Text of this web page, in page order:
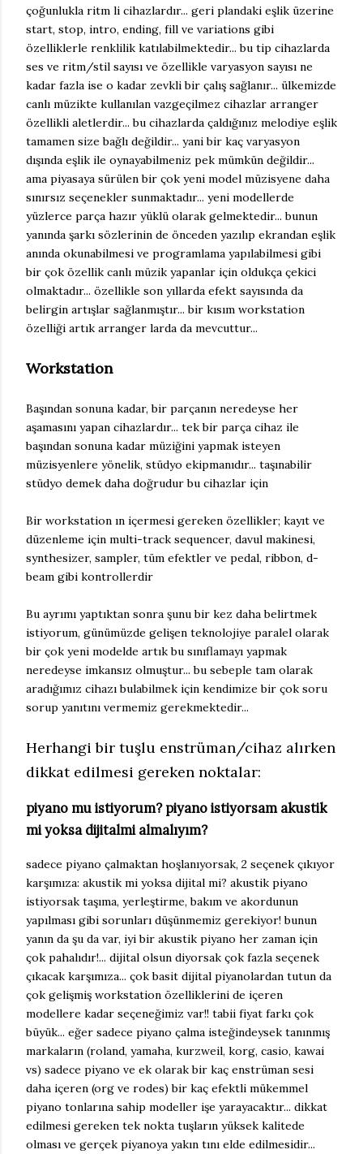
çoğunlukla ritm li cihazlardır... geri plandaki eşlik üzerine
start, stop, intro, ending, fill ve variations gibi
özelliklerle renklilik katılabilmektedir... bu tip cihazlarda
ses ve ritm/stil sayısı ve özellikle varyasyon sayısı ne
kadar fazla ise o kadar zevkli bir çalış sağlanır... ülkemizde
canlı müzikte kullanılan vazgeçilmez cihazlar arranger
özellikli aletlerdir... bu cihazlarda çaldığınız melodiye eşlik
tamamen size bağlı değildir... yani bir kaç varyasyon
dışında eşlik ile oynayabilmeniz pek mümkün değildir...
ama piyasaya sürülen bir çok yeni model müzisyene daha
sınırsız seçenekler sunmaktadır... yeni modellerde
yüzlerce parça hazır yüklü olarak gelmektedir... bunun
yanında şarkı sözlerinin de önceden yazılıp ekrandan eşlik
anında okunabilmesi ve programlama yapılabilmesi gibi
bir çok özellik canlı müzik yapanlar için oldukça çekici
olmaktadır... özellikle son yıllarda efekt sayısında da
belirgin artışlar sağlanmıştır... bir kısım workstation
özelliği artık arranger larda da mevcuttur...
Workstation
Başından sonuna kadar, bir parçanın neredeyse her
aşamasını yapan cihazlardır... tek bir parça cihaz ile
başından sonuna kadar müziğini yapmak isteyen
müzisyenlere yönelik, stüdyo ekipmanıdır... taşınabilir
stüdyo demek daha doğrudur bu cihazlar için
Bir workstation ın içermesi gereken özellikler; kayıt ve
düzenleme için multi-track sequencer, davul makinesi,
synthesizer, sampler, tüm efektler ve pedal, ribbon, d-
beam gibi kontrollerdir
Bu ayrımı yaptıktan sonra şunu bir kez daha belirtmek
istiyorum, günümüzde gelişen teknolojiye paralel olarak
bir çok yeni modelde artık bu sınıflamayı yapmak
neredeyse imkansız olmuştur... bu sebeple tam olarak
aradığımız cihazı bulabilmek için kendimize bir çok soru
sorup yanıtını vermemiz gerekmektedir...
Herhangi bir tuşlu enstrüman/cihaz alırken
dikkat edilmesi gereken noktalar:
piyano mu istiyorum? piyano istiyorsam akustik
mi yoksa dijitalmi almalıyım?
sadece piyano çalmaktan hoşlanıyorsak, 2 seçenek çıkıyor
karşımıza: akustik mi yoksa dijital mi? akustik piyano
istiyorsak taşıma, yerleştirme, bakım ve akordunun
yapılması gibi sorunları düşünmemiz gerekiyor! bunun
yanın da şu da var, iyi bir akustik piyano her zaman için
çok pahalıdır!... dijital olsun diyorsak çok fazla seçenek
çıkacak karşımıza... çok basit dijital piyanolardan tutun da
çok gelişmiş workstation özelliklerini de içeren
modellere kadar seçeneğimiz var!! tabii fiyat farkı çok
büyük... eğer sadece piyano çalma isteğindeysek tanınmış
markaların (roland, yamaha, kurzweil, korg, casio, kawai
vs) sadece piyano ve ek olarak bir kaç enstrüman sesi
daha içeren (org ve rodes) bir kaç efektli mükemmel
piyano tonlarına sahip modeller işe yarayacaktır... dikkat
edilmesi gereken tek nokta tuşların yüksek kalitede
olması ve gerçek piyanoya yakın tını elde edilmesidir...